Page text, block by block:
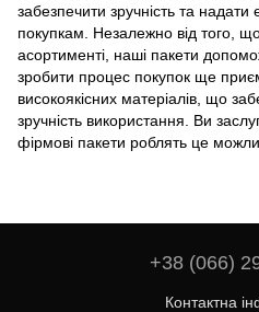
забезпечити зручність та
покупкам. Незалежно від того,
асортименті, наші пакети
зробити процес покупок ще
високоякісних матеріалів, що
зручність використання. Ви
фірмові пакети роблять це
+38 (066)
Контактна